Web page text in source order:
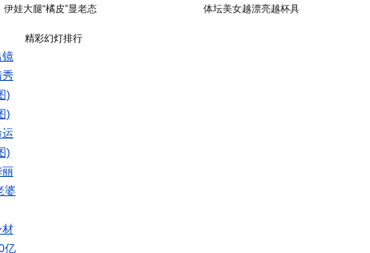
伊娃大腿“橘皮”显老态 体坛美女越漂亮越杯具
精彩幻灯排行
镜
)
)
)
丽
婆
材
亿